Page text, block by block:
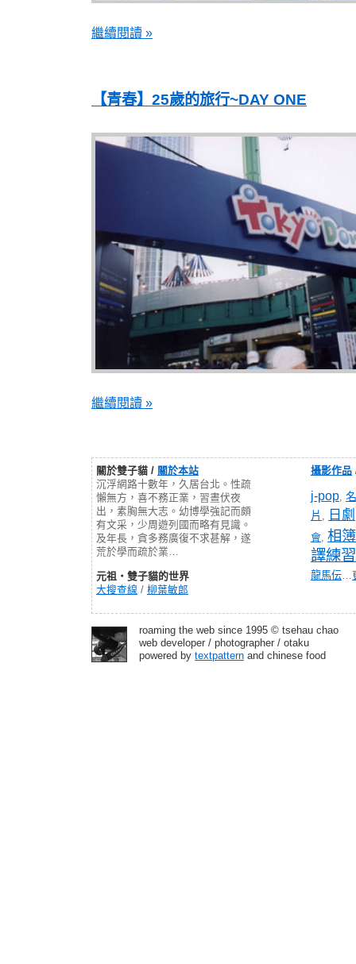
繼續閱讀 »
【青春】25歲的旅行~DAY ONE
繼續閱讀 »
關於雙子貓 / 關於本站
沉浮網路十數年，久居台北。性疏
懶無方，喜不務正業，習晝伏夜
出，素胸無大志。幼博學強記而頗
有文采，少周遊列國而略有見識。
及年長，貪多務廣復不求甚解，遂
荒於學而疏於業…
元祖‧雙子貓的世界
大搜查線 / 柳葉敏郎
攝影作品
j-pop
片
日劇
會 相簿
譯練習
龍馬伝
roaming the web since 1995 © tsehau chao
web developer / photographer / otaku
powered by textpattern and chinese food